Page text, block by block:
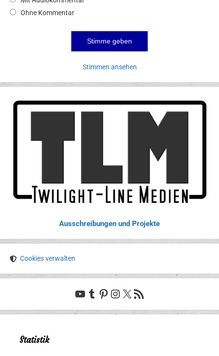
Ohne Kommentar
Stimmen ansehen
Ausschreibungen und Projekte
Cookies verwalten
YouTube
Tumblr
Pinterest
Instagram
X RSS-Feed
Statistik